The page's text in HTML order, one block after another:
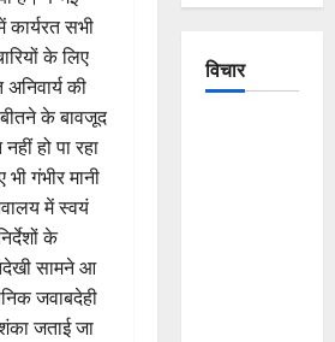
सभी
के लिए
की
के बावजूद
हो पा रहा
गंभीर मानी
में स्वयं
के
सामने आ
जवाबदेही
जताई जा
विचार